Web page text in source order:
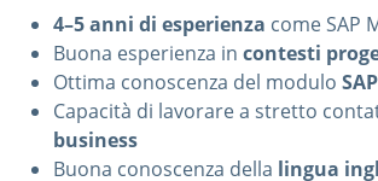
4–5 anni di esperienza come SAP
Buona esperienza in contesti
Ottima conoscenza del modulo
Capacità di lavorare a stretto
business
Buona conoscenza della lingua